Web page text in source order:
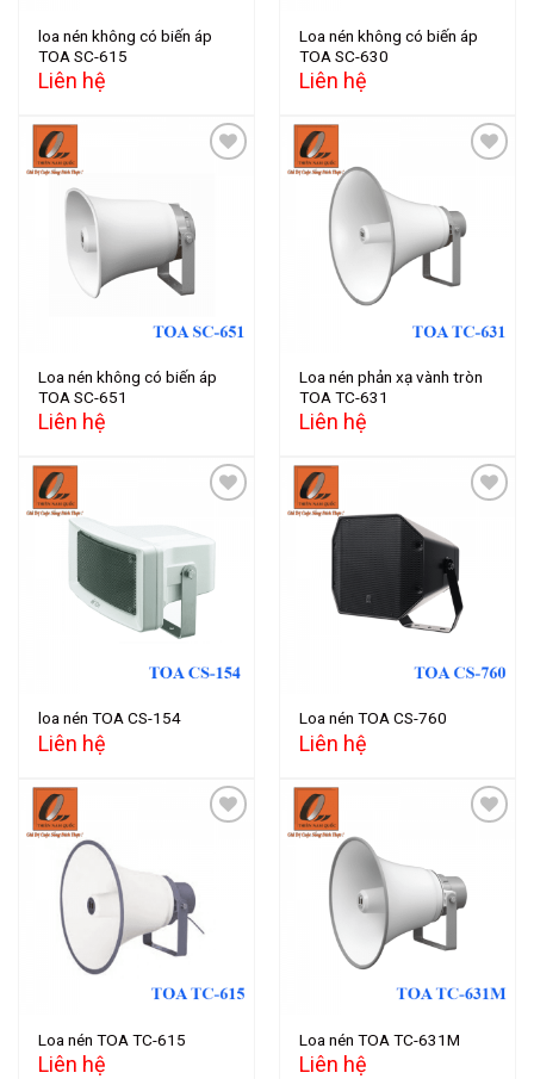
loa nén không có biến áp
TOA SC-615
Liên hệ
Loa nén không có biến áp
TOA SC-630
Liên hệ
wishlist
Loa nén không có biến áp
TOA SC-651
Liên hệ
Add to
wishlist
Loa nén phản xạ vành tròn
TOA TC-631
Liên hệ
loa nén TOA CS-154
Liên hệ
wishlist
Loa nén TOA CS-760
Liên hệ
wishlist
Loa nén TOA TC-615
Liên hệ
Add to
wishlist
Loa nén TOA TC-631M
Liên hệ